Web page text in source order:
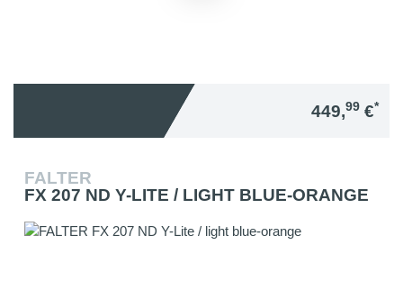
449,99 €*
FALTER
FX 207 ND Y-LITE / LIGHT BLUE-ORANGE